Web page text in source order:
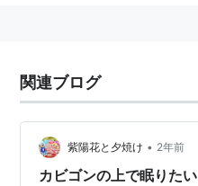
全国図鑑 No.363
タイプ こおり・みず
分類 てたたきポケモン
関連ブログ
紫陽花と夕焼け • 2年前
カビゴンの上で眠りたい